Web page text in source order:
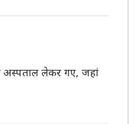
अस्पताल लेकर गए, जहां